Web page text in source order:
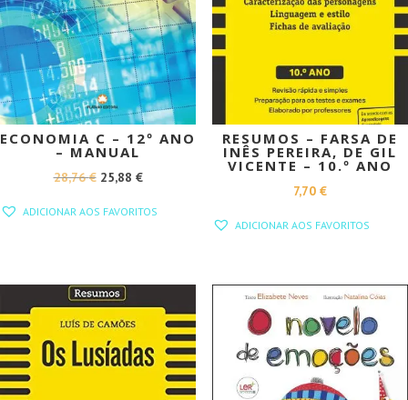
ECONOMIA C – 12º ANO
– MANUAL
28,76€ O
25,88 €O
ADICIONAR AOS FAVORITOS
RESUMOS – FARSA DE
INÊS PEREIRA, DE GIL
VICENTE – 10.º ANO
7,70 €
ADICIONAR AOS FAVORITOS
PROMOÇÃO!